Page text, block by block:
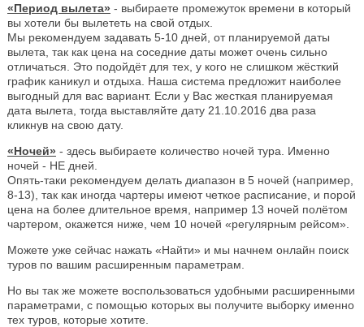
«Период вылета» - выбираете промежуток времени в который
вы хотели бы вылететь на свой отдых.
Мы рекомендуем задавать 5-10 дней, от планируемой даты
вылета, так как цена на соседние даты может очень сильно
отличаться. Это подойдёт для тех, у кого не слишком жёсткий
график каникул и отдыха. Наша система предложит наиболее
выгодный для вас вариант. Если у Вас жесткая планируемая
дата вылета, тогда выставляйте дату 21.10.2016 два раза
кликнув на свою дату.
«Ночей» - здесь выбираете количество ночей тура. Именно
ночей - НЕ дней.
Опять-таки рекомендуем делать диапазон в 5 ночей (например,
8-13), так как иногда чартеры имеют четкое расписание, и порой
цена на более длительное время, например 13 ночей полётом
чартером, окажется ниже, чем 10 ночей «регулярным рейсом».
Можете уже сейчас нажать «Найти» и мы начнем онлайн поиск
туров по вашим расширенным параметрам.
Но вы так же можете воспользоваться удобными расширенными
параметрами, с помощью которых вы получите выборку именно
тех туров, которые хотите.